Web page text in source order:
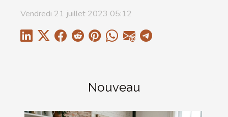
Nouveau
Vendredi 21 juillet 2023 05:12